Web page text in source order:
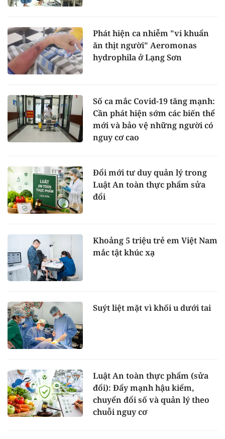
Phát hiện ca nhiễm "vi khuẩn
ăn thịt người" Aeromonas
hydrophila ở Lạng Sơn
Số ca mắc Covid-19 tăng mạnh:
Cần phát hiện sớm các biến thể
mới và bảo vệ những người có
nguy cơ cao
Đổi mới tư duy quản lý trong
Luật An toàn thực phẩm sửa
đổi
Khoảng 5 triệu trẻ em Việt Nam
mắc tật khúc xạ
Suýt liệt mặt vì khối u dưới tai
Luật An toàn thực phẩm (sửa
đổi): Đẩy mạnh hậu kiểm,
chuyển đổi số và quản lý theo
chuỗi nguy cơ